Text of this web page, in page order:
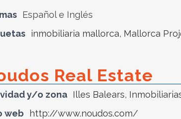
Español e Inglés
inmobiliaria mallorca, Mallorca
Real Estate
y/o zona Illes Balears,
web
http://www.noudos.com/